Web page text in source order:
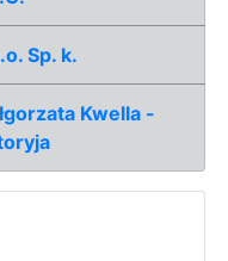
Sp. k.
Kwella -